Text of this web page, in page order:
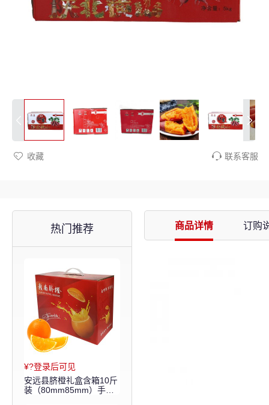
收藏 联系客服
热门推荐
¥?登录后可见
安远县脐橙礼盒含箱10斤
装（80mm85mm）手提
商品详情 订购